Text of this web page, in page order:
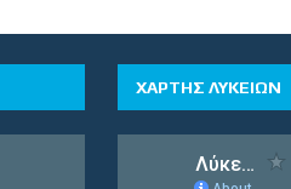
ΧΑΡΤΗΣ ΛΥΚΕΙΩΝ